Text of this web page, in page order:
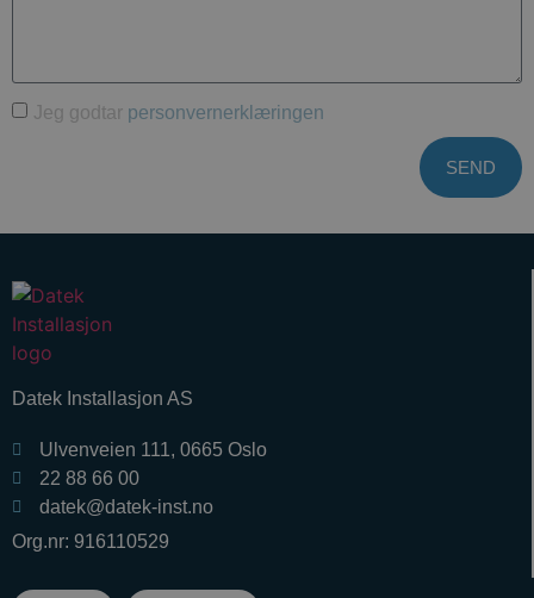
Jeg godtar personvernerklæringen
SEND
Datek Installasjon AS
Ulvenveien 111, 0665 Oslo
22 88 66 00
datek@datek-inst.no
Org.nr: 916110529